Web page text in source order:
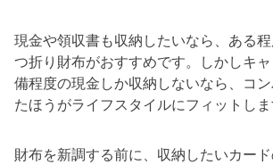
現金や領収書も収納したいなら、ある
つ折り財布がおすすめです。しかしキ
備程度の現金しか収納しないなら、コ
たほうがライフスタイルにフィットしま
財布を新調する前に、収納したいカー